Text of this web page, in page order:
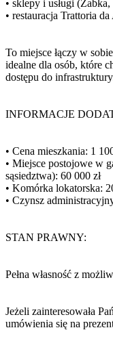
• sklepy i usługi
• restauracja Trattoria
To miejsce łączy w
idealne dla osób, które
dostępu do
INFORMACJE
• Cena mieszkania: 1
• Miejsce postojowe w
sąsiedztwa): 60 000 zł
• Komórka lokatorska:
• Czynsz
STAN PRAWNY:
Pełna własność z
Jeżeli zainteresowała
umówienia się na